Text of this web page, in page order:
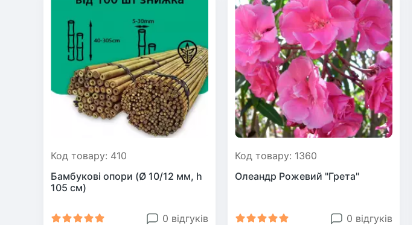
Код товару: 410
Бамбукові опори (Ø 10/12 мм, h
105 см)
0 відгуків
Код товару: 1360
Олеандр Рожевий "Грета"
0 відгуків